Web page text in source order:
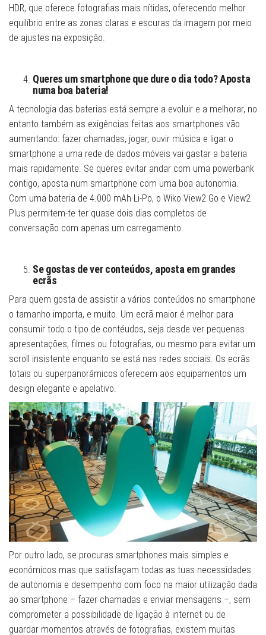
HDR, que oferece fotografias mais nítidas, oferecendo melhor
equilíbrio entre as zonas claras e escuras da imagem por meio
de ajustes na exposição.
Queres um smartphone que dure o dia todo? Aposta
numa boa bateria!
A tecnologia das baterias está sempre a evoluir e a melhorar, no
entanto também as exigências feitas aos smartphones vão
aumentando: fazer chamadas, jogar, ouvir música e ligar o
smartphone a uma rede de dados móveis vai gastar a bateria
mais rapidamente. Se queres evitar andar com uma powerbank
contigo, aposta num smartphone com uma boa autonomia.
Com uma bateria de 4.000 mAh Li-Po, o Wiko View2 Go e View2
Plus permitem-te ter quase dois dias completos de
conversação com apenas um carregamento.
Se gostas de ver conteúdos, aposta em grandes
ecrãs
Para quem gosta de assistir a vários conteúdos no smartphone
o tamanho importa, e muito. Um ecrã maior é melhor para
consumir todo o tipo de contéudos, seja desde ver pequenas
apresentações, filmes ou fotografias, ou mesmo para evitar um
scroll insistente enquanto se está nas redes sociais. Os ecrãs
totais ou superpanorâmicos oferecem aos equipamentos um
design elegante e apelativo.
Por outro lado, se procuras smartphones mais simples e
económicos mas que satisfaçam todas as tuas necessidades
de autonomia e desempenho com foco na maior utilização dada
ao smartphone – fazer chamadas e enviar mensagens –, sem
comprometer a possibilidade de ligação à internet ou de
guardar momentos através de fotografias, existem muitas